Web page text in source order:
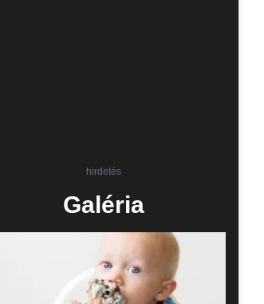
hirdetés
Galéria